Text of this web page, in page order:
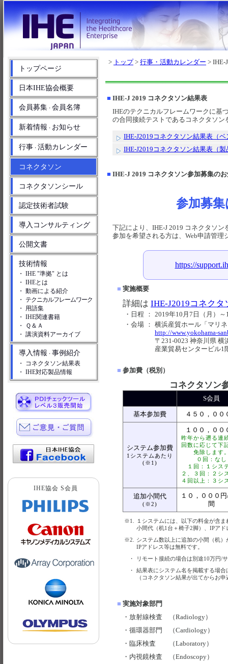
> トップ> 行事・活動カレンダー > IHE-
■ IHE-J 2019 コネクタソン結果表
IHEのテクニカルフレームワークに基
の合同接続テストであるコネクタソ
IHE-J2019コネクタソン結果表（
IHE-J2019コネクタソン結果表（製
■ IHE-J 2019 コネクタソン参加募集の
参加募
下記により、IHE-J 2019 コネクタソン
参加を希望される方は、Web申請管
https://
■ 実施概要
詳細は IHE-J2019コネクタ
・日程 ： 2019年10月7日（月）～
・会場 ： 横浜産貿ホール「マリ
http://www.yokohama-
〒231-0023 神奈川県 横
産業貿易センタービル1
■ 参加費（税別）
コネクタソン
S会員
基本参加費 ４５０，００
システム参加費
1システムあたり
(※1)
１００，００
昨年から遡る連
回数に応じて下
免除します
０回：なし
１回：１シス
２、３回：２シ
４回以上：３シ
追加小間代
(※2)
１０，０００
間
※1.
１システムには、以下の料金が含ま
小間代（机1台＋椅子2脚）、IPア
※2.
システム数以上に追加の小間（机
IPアドレス等は無料です。
・
リモート接続の場合は別途10万円/
・
結果表にシステム名を掲載する場
（コネクタソン結果が出てからお
■ 実施対象部門
・ 放射線検査 （Radiology）
・ 循環器部門 （Cardiology）
・ 臨床検査 （Laboratory）
・ 内視鏡検査 （Endoscopy）
トップページ
日本IHE協会概要
会員募集 ・ 会員名簿
新着情報 ・ お知らせ
行事 ・ 活動カレンダー
コネクタソン
コネクタソンシール
認定技術者試験
導入コンサルティング
公開文書
技術情報
・ IHE "準拠" とは
・ IHEとは
・ 動画による紹介
・ テクニカルフレームワーク
・ 用語集
・ IHE関連書籍
・ Ｑ＆Ａ
・ 講演資料アーカイブ
導入情報 ・ 事例紹介
・ コネクタソン結果表
・ IHE対応製品情報
IHE協会 S会員